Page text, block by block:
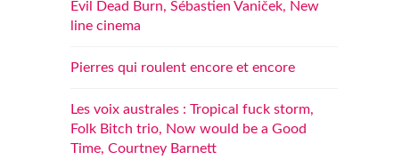
Evil Dead Burn, Sébastien Vaniček, New
line cinema
Pierres qui roulent encore et encore
Les voix australes : Tropical fuck storm,
Folk Bitch trio, Now would be a Good
Time, Courtney Barnett